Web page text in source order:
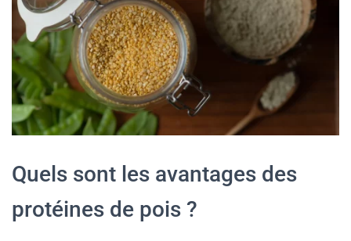
Quels sont les avantages des
protéines de pois ?